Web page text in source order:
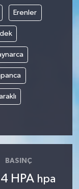
Erenler
BASINÇ
HPA hpa